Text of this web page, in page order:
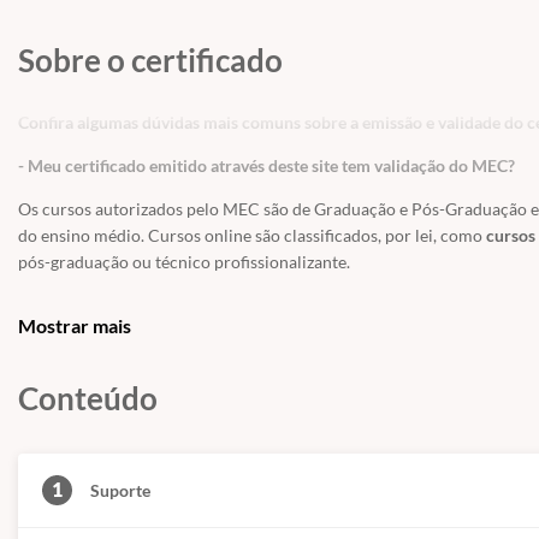
Sobre o certificado
Confira algumas dúvidas mais comuns sobre a emissão e validade do
- Meu certificado emitido através deste site tem validação do MEC?
Os cursos autorizados pelo MEC são de Graduação e Pós-
do ensino médio. Cursos online são classificados, por lei, como
pós-graduação ou técnico profissionalizante.
uma modalidade de educação não-formal com duração variável, a
Educação é um direito de todos e é um incentivo a sociedade
- Meu certificado é aceito pelo CREA, CRC e CRM?
Mostrar mais
Conteúdo
1 Suporte